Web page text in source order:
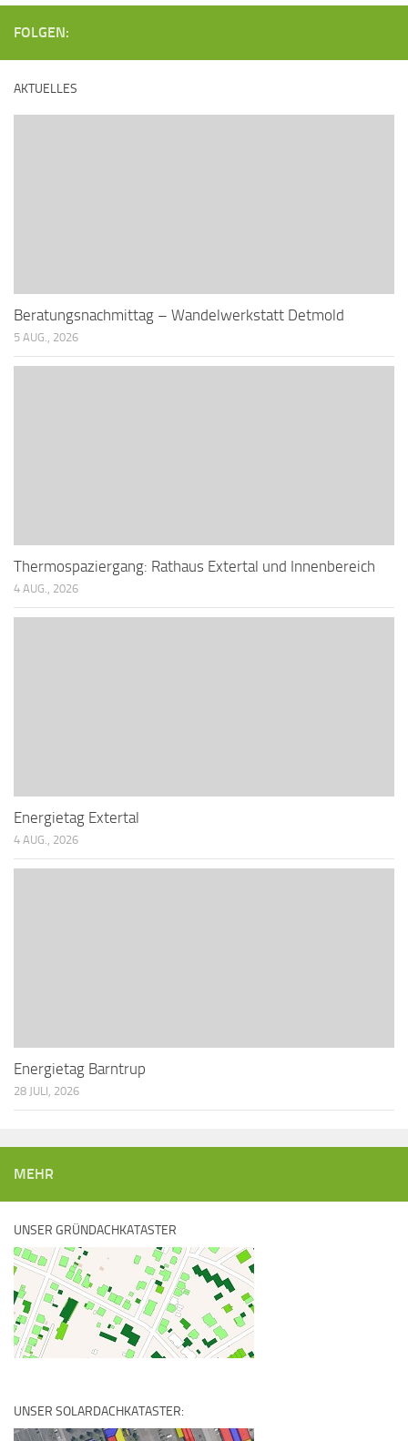
FOLGEN:
AKTUELLES
Beratungsnachmittag – Wandelwerkstatt Detmold
5 AUG., 2026
Thermospaziergang: Rathaus Extertal und Innenbereich
4 AUG., 2026
Energietag Extertal
4 AUG., 2026
Energietag Barntrup
28 JULI, 2026
MEHR
UNSER GRÜNDACHKATASTER
UNSER SOLARDACHKATASTER: